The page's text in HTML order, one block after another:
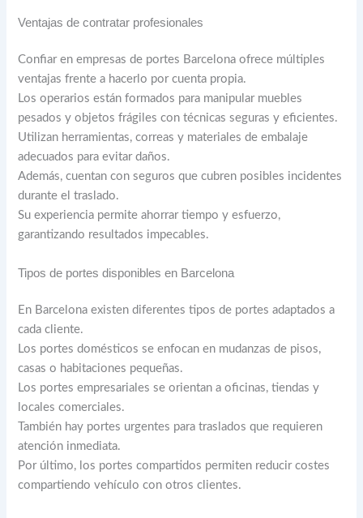
Ventajas de contratar profesionales
Confiar en empresas de portes Barcelona ofrece múltiples
ventajas frente a hacerlo por cuenta propia.
Los operarios están formados para manipular muebles
pesados y objetos frágiles con técnicas seguras y eficientes.
Utilizan herramientas, correas y materiales de embalaje
adecuados para evitar daños.
Además, cuentan con seguros que cubren posibles incidentes
durante el traslado.
Su experiencia permite ahorrar tiempo y esfuerzo,
garantizando resultados impecables.
Tipos de portes disponibles en Barcelona
En Barcelona existen diferentes tipos de portes adaptados a
cada cliente.
Los portes domésticos se enfocan en mudanzas de pisos,
casas o habitaciones pequeñas.
Los portes empresariales se orientan a oficinas, tiendas y
locales comerciales.
También hay portes urgentes para traslados que requieren
atención inmediata.
Por último, los portes compartidos permiten reducir costes
compartiendo vehículo con otros clientes.